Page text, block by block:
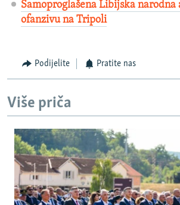
Samoproglašena Libijska
ofanzivu na Tripoli
Podijelite Pratite nas
Više priča